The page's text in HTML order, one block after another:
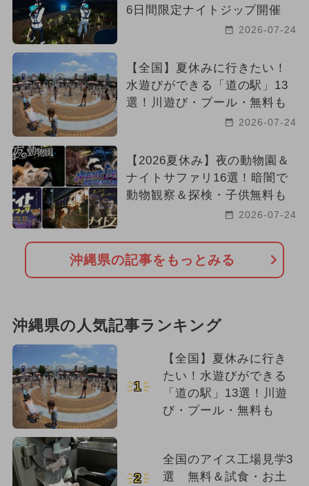
6日間限定ナイトジップ開催
2026-07-24
【全国】夏休みに行きたい！
水遊びができる「道の駅」13
選！川遊び・プール・無料も
2026-07-24
【2026夏休み】夜の動物園＆
ナイトサファリ16選！暗闇で
動物観察＆探検・子供無料も
2026-07-24
沖縄県の記事をもっとみる
沖縄県の人気記事ランキング
1
【全国】夏休みに行き
たい！水遊びができる
「道の駅」13選！川遊
び・プール・無料も
2
全国のアイス工場見学3
選 無料＆試食・お土